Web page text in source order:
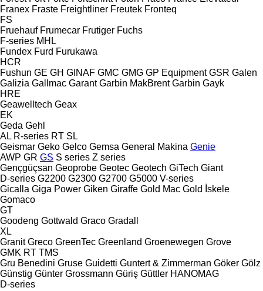
Franex Fraste Freightliner Freutek Fronteq
FS
Fruehauf Frumecar Frutiger Fuchs
F-series MHL
Fundex Furd Furukawa
HCR
Fushun GE GH GINAF GMC GMG GP Equipment GSR Galen
Galizia Gallmac Garant Garbin MakBrent Garbin Gayk
HRE
Geawelltech Geax
EK
Geda Gehl
AL R-series RT SL
Geismar Geko Gelco Gemsa General Makina Genie
AWP GR GS S series Z series
Gençgüçsan Geoprobe Geotec Geotech GiTech Giant
D-series G2200 G2300 G2700 G5000 V-series
Gicalla Giga Power Giken Giraffe Gold Mac Gold İskele
Gomaco
GT
Goodeng Gottwald Graco Gradall
XL
Granit Greco GreenTec Greenland Groenewegen Grove
GMK RT TMS
Gru Benedini Gruse Guidetti Guntert & Zimmerman Göker Gölz
Günstig Günter Grossmann Güriş Güttler HANOMAG
D-series